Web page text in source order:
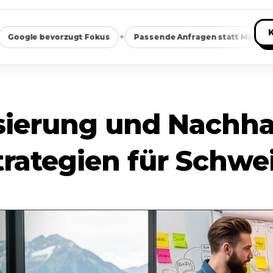
Fokus ✦ Passende Anfragen statt Masse ✦
und
für